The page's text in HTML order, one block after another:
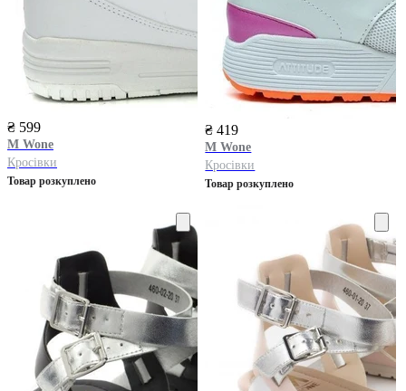
₴ 599
M Wone
Кросівки
Товар розкуплено
₴ 419
M Wone
Кросівки
Товар розкуплено